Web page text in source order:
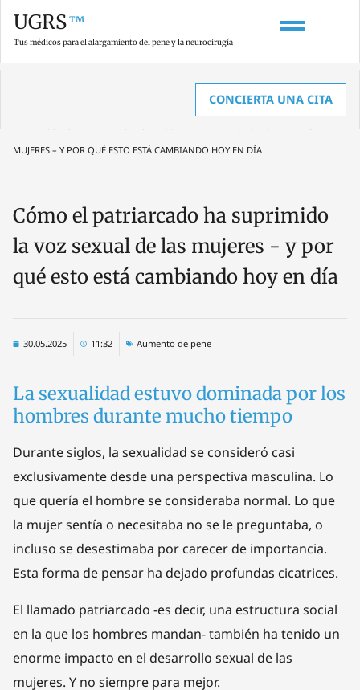
UGRS™
Tus médicos para el alargamiento del pene y la neurocirugía
CONCIERTA UNA CITA
TEMAS ACTUALES Y DATOS SOBRE UROLOGÍA Y AGRANDAMIENTO DE
MUJERES – Y POR QUÉ ESTO ESTÁ CAMBIANDO HOY EN DÍA
Cómo el patriarcado ha suprimido
la voz sexual de las mujeres - y por
qué esto está cambiando hoy en día
30.05.2025 11:32 Aumento de pene
La sexualidad estuvo dominada por los
hombres durante mucho tiempo
Durante siglos, la sexualidad se consideró casi
exclusivamente desde una perspectiva masculina. Lo
que quería el hombre se consideraba normal. Lo que
la mujer sentía o necesitaba no se le preguntaba, o
incluso se desestimaba por carecer de importancia.
Esta forma de pensar ha dejado profundas cicatrices.
El llamado patriarcado -es decir, una estructura social
en la que los hombres mandan- también ha tenido un
enorme impacto en el desarrollo sexual de las
mujeres. Y no siempre para mejor.